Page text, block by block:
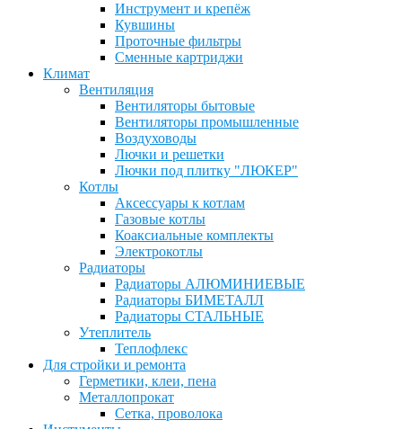
Инструмент и крепёж
Кувшины
Проточные фильтры
Сменные картриджи
Климат
Вентиляция
Вентиляторы бытовые
Вентиляторы промышленные
Воздуховоды
Лючки и решетки
Лючки под плитку "ЛЮКЕР"
Котлы
Аксессуары к котлам
Газовые котлы
Коаксиальные комплекты
Электрокотлы
Радиаторы
Радиаторы АЛЮМИНИЕВЫЕ
Радиаторы БИМЕТАЛЛ
Радиаторы СТАЛЬНЫЕ
Утеплитель
Теплофлекс
Для стройки и ремонта
Герметики, клеи, пена
Металлопрокат
Сетка, проволока